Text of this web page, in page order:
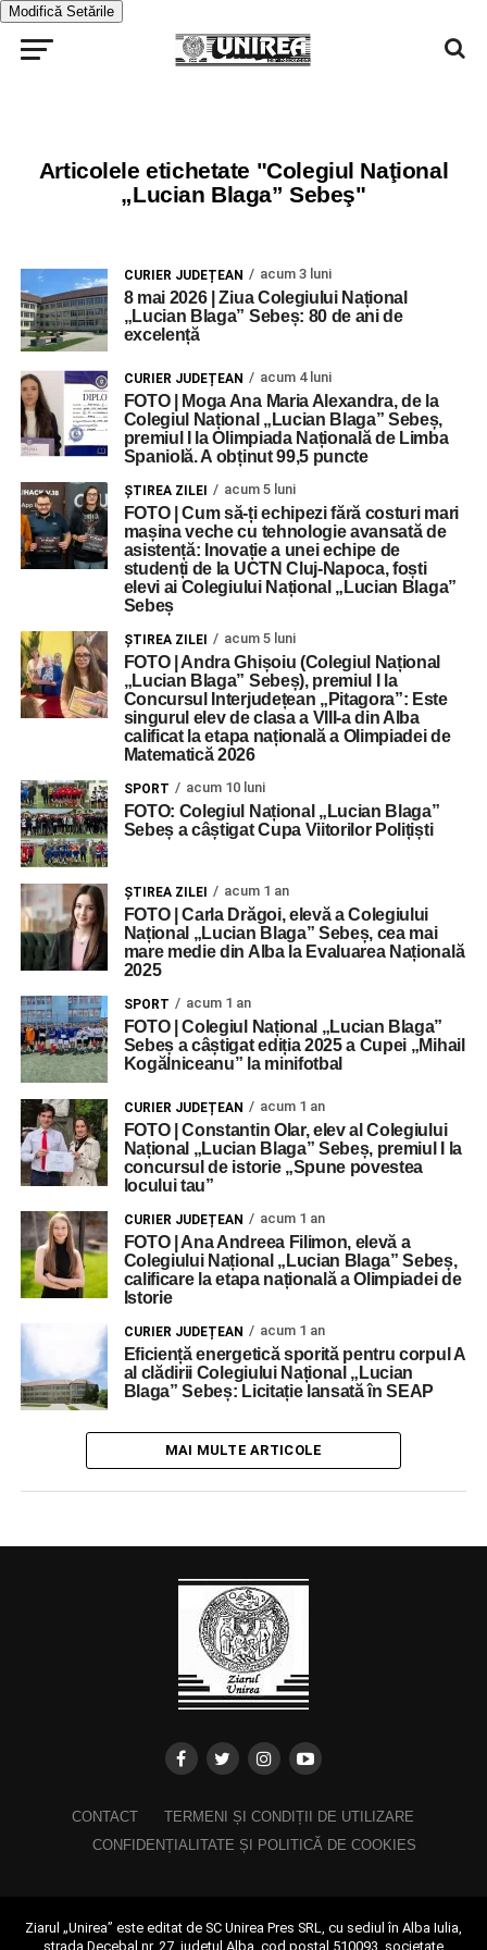
Modifică Setările
Articolele etichetate "Colegiul Naţional
„Lucian Blaga” Sebeş"
CURIER JUDEȚEAN acum 3 luni
8 mai 2026 | Ziua Colegiului Național
„Lucian Blaga” Sebeș: 80 de ani de
excelență
CURIER JUDEȚEAN acum 4 luni
FOTO | Moga Ana Maria Alexandra, de la
Colegiul Național „Lucian Blaga” Sebeș,
premiul I la Olimpiada Națională de Limba
Spaniolă. A obținut 99,5 puncte
ŞTIREA ZILEI acum 5 luni
FOTO | Cum să-ți echipezi fără costuri mari
mașina veche cu tehnologie avansată de
asistență: Inovație a unei echipe de
studenți de la UCTN Cluj-Napoca, foști
elevi ai Colegiului Național „Lucian Blaga”
Sebeș
ŞTIREA ZILEI acum 5 luni
FOTO | Andra Ghișoiu (Colegiul Național
„Lucian Blaga” Sebeș), premiul I la
Concursul Interjudețean „Pitagora”: Este
singurul elev de clasa a VIII-a din Alba
calificat la etapa națională a Olimpiadei de
Matematică 2026
SPORT acum 10 luni
FOTO: Colegiul Național „Lucian Blaga”
Sebeș a câștigat Cupa Viitorilor Polițiști
ŞTIREA ZILEI acum 1 an
FOTO | Carla Drăgoi, elevă a Colegiului
Național „Lucian Blaga” Sebeș, cea mai
mare medie din Alba la Evaluarea Națională
2025
SPORT acum 1 an
FOTO | Colegiul Național „Lucian Blaga”
Sebeș a câștigat ediția 2025 a Cupei „Mihail
Kogălniceanu” la minifotbal
CURIER JUDEȚEAN acum 1 an
FOTO | Constantin Olar, elev al Colegiului
Național „Lucian Blaga” Sebeș, premiul I la
concursul de istorie „Spune povestea
locului tau”
CURIER JUDEȚEAN acum 1 an
FOTO | Ana Andreea Filimon, elevă a
Colegiului Național „Lucian Blaga” Sebeș,
calificare la etapa națională a Olimpiadei de
Istorie
CURIER JUDEȚEAN acum 1 an
Eficiență energetică sporită pentru corpul A
al clădirii Colegiului Național „Lucian
Blaga” Sebeș: Licitație lansată în SEAP
MAI MULTE ARTICOLE
CONTACT
TERMENI ȘI CONDIȚII DE UTILIZARE
CONFIDENȚIALITATE ȘI POLITICĂ DE COOKIES
Ziarul „Unirea” este editat de SC Unirea Pres SRL, cu sediul în Alba Iulia,
strada Decebal nr. 27, județul Alba, cod poștal 510093, societate